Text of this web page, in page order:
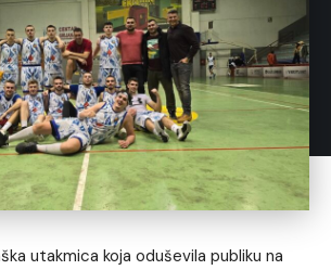
utakmica koja oduševila publiku na